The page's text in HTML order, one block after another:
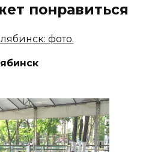
понравиться